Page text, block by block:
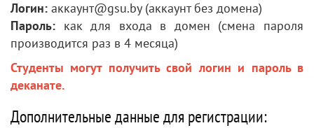
Логин: аккаунт@gsu.by (аккаунт без домена)
Пароль: как для входа в домен (смена пароля
производится раз в 4 месяца)
Студенты могут получить свой логин и пароль в
деканате.
Дополнительные данные для регистрации: